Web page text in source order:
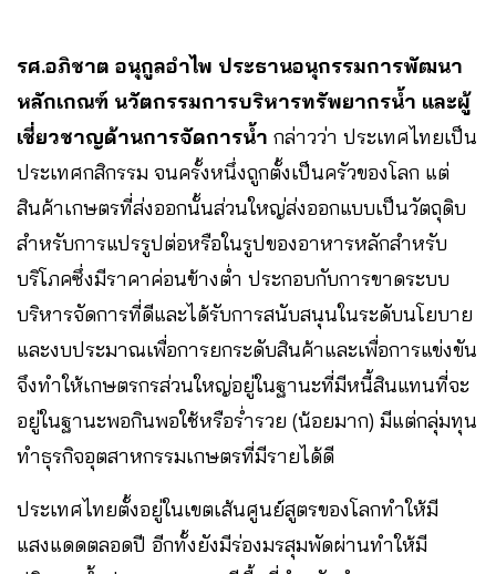
รศ.อภิชาต อนุกูลอำไพ ประธานอนุกรรมการพัฒนา
หลักเกณฑ์ นวัตกรรมการบริหารทรัพยากรน้ำ และผู้
เชี่ยวชาญด้านการจัดการน้ำ กล่าวว่า ประเทศไทยเป็น
ประเทศกสิกรรม จนครั้งหนึ่งถูกตั้งเป็นครัวของโลก แต่
สินค้าเกษตรที่ส่งออกนั้นส่วนใหญ่ส่งออกแบบเป็นวัตถุดิบ
สำหรับการแปรรูปต่อหรือในรูปของอาหารหลักสำหรับ
บริโภคซึ่งมีราคาค่อนข้างต่ำ ประกอบกับการขาดระบบ
บริหารจัดการที่ดีและได้รับการสนับสนุนในระดับนโยบาย
และงบประมาณเพื่อการยกระดับสินค้าและเพื่อการแข่งขัน
จึงทำให้เกษตรกรส่วนใหญ่อยู่ในฐานะที่มีหนี้สินแทนที่จะ
อยู่ในฐานะพอกินพอใช้หรือร่ำรวย (น้อยมาก) มีแต่กลุ่มทุน
ทำธุรกิจอุตสาหกรรมเกษตรที่มีรายได้ดี
ประเทศไทยตั้งอยู่ในเขตเส้นศูนย์สูตรของโลกทำให้มี
แสงแดดตลอดปี อีกทั้งยังมีร่องมรสุมพัดผ่านทำให้มี